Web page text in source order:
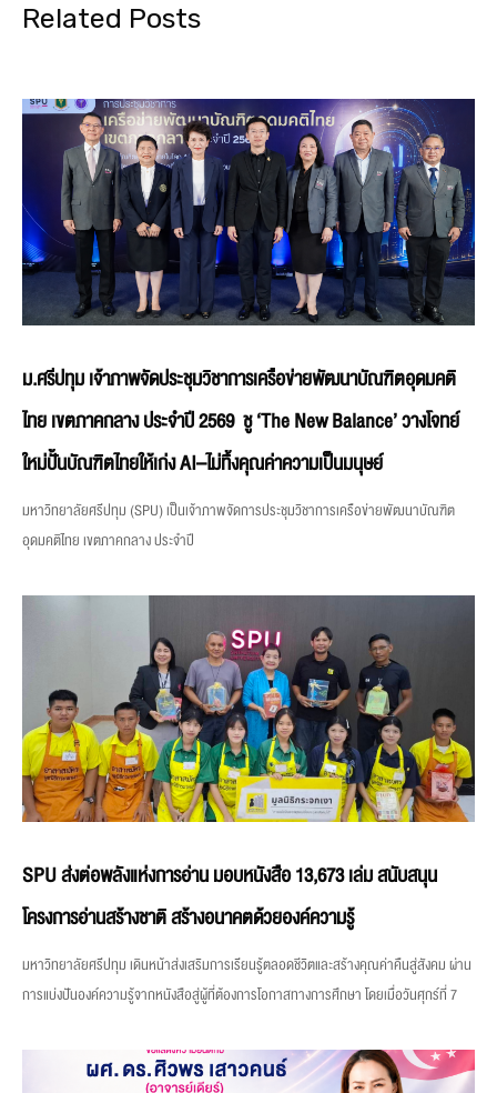
Related Posts
ม.ศรีปทุม เจ้าภาพจัดประชุมวิชาการเครือข่ายพัฒนาบัณฑิตอุดมคติ
ไทย เขตภาคกลาง ประจำปี 2569 ชู ‘The New Balance’ วางโจทย์
ใหม่ปั้นบัณฑิตไทยให้เก่ง AI–ไม่ทิ้งคุณค่าความเป็นมนุษย์
มหาวิทยาลัยศรีปทุม (SPU) เป็นเจ้าภาพจัดการประชุมวิชาการเครือข่ายพัฒนาบัณฑิต
อุดมคติไทย เขตภาคกลาง ประจำปี
SPU ส่งต่อพลังแห่งการอ่าน มอบหนังสือ 13,673 เล่ม สนับสนุน
โครงการอ่านสร้างชาติ สร้างอนาคตด้วยองค์ความรู้
มหาวิทยาลัยศรีปทุม เดินหน้าส่งเสริมการเรียนรู้ตลอดชีวิตและสร้างคุณค่าคืนสู่สังคม ผ่าน
การแบ่งปันองค์ความรู้จากหนังสือสู่ผู้ที่ต้องการโอกาสทางการศึกษา โดยเมื่อวันศุกร์ที่ 7